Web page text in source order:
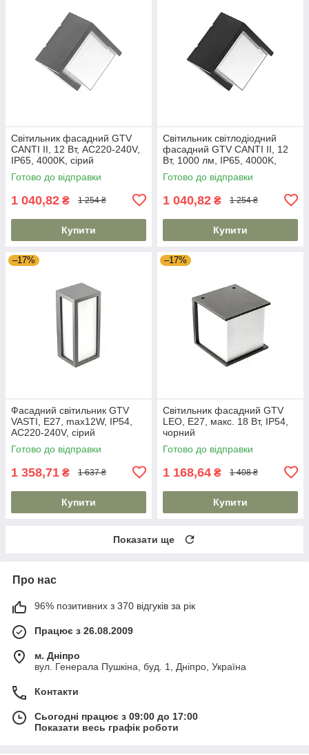
Світильник фасадний GTV
CANTI II, 12 Вт, AC220-240V,
IP65, 4000K, сірий
Готово до відправки
1 040,82 ₴ 1 254 ₴
Купити
Світильник світлодіодний
фасадний GTV CANTI II, 12
Вт, 1000 лм, IP65, 4000K,
чорний
Готово до відправки
1 040,82 ₴ 1 254 ₴
Купити
–17%
Фасадний світильник GTV
VASTI, E27, max12W, IP54,
AC220-240V, сірий
Готово до відправки
1 358,71 ₴ 1 637 ₴
Купити
–17%
Світильник фасадний GTV
LEO, E27, макс. 18 Вт, IP54,
чорний
Готово до відправки
1 168,64 ₴ 1 408 ₴
Купити
Показати ще
Про нас
96% позитивних з 370 відгуків за рік
Працює з 26.08.2009
м. Дніпро
вул. Генерала Пушкіна, буд. 1, Дніпро, Україна
Контакти
Сьогодні працює з 09:00 до 17:00
Показати весь графік роботи